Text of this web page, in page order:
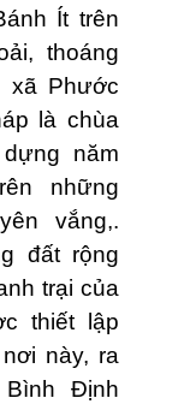
Ít trên
thoáng
xã Phước
là chùa
năm
những
vắng,.
đất rộng
trại của
thiết lập
này, ra
Định